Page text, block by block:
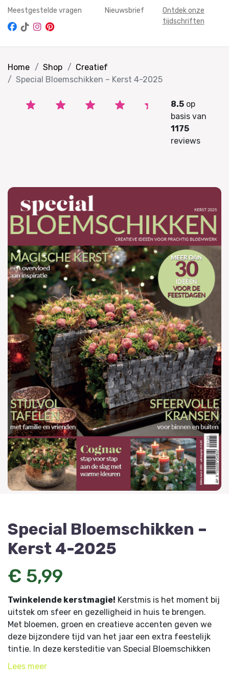
Meestgestelde vragen Nieuwsbrief
Ontdek onze
tijdschriften
Home Shop
Creatief
Special Bloemschikken – Kerst 4-2025
8.5op
basis van
1175
reviews
Special Bloemschikken –
Kerst 4-2025
€ 5,99
Twinkelende kerstmagie! Kerstmis is het moment bij
uitstek om sfeer en gezelligheid in huis te brengen.
Met bloemen, groen en creatieve accenten geven we
deze bijzondere tijd van het jaar een extra feestelijk
tintje. In deze kersteditie van Special Bloemschikken
nemen we je stap
Lees meer